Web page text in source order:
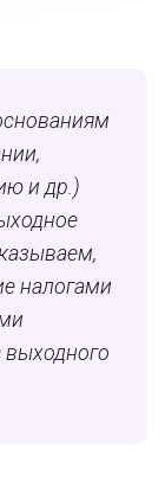
и др.)
налогами
выходного